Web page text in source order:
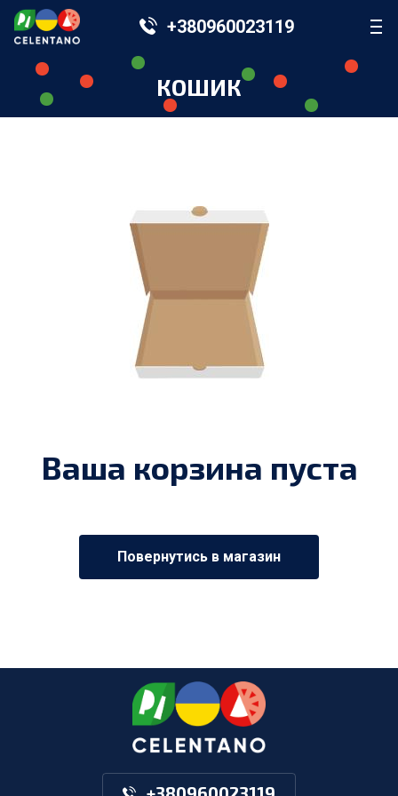
+380960023119
КОШИК
Ваша корзина пуста
Повернутись в магазин